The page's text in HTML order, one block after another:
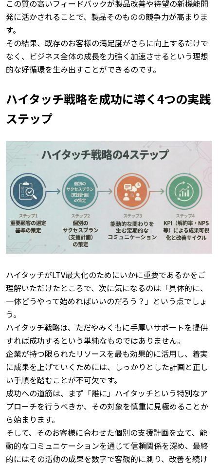
この質の高いフィードバックが製品改善や待望の新機能開
発に活かされることで、製品そのものの競争力が高まりま
す。
その結果、既存のお客様の満足度がさらに向上するだけで
なく、ビジネス全体の成長を力強く加速させるという理想
的な好循環を生み出すことができるのです。
ハイタッチ戦略を成功に導く4つの実践
ステップ
ハイタッチがLTV最大化のためにいかに重要であるかをご
理解いただけたところで、次に気になるのは「具体的に、
一体どうやって始めればいいのだろう？」という点でしょ
う。
ハイタッチ戦略は、ただやみくもに手厚いサポートを提供
すれば成功するという単純なものではありません。
企業が持つ限られたリソースを最も効果的に活用し、着実
に成果を上げていくためには、しっかりとした計画と正し
い手順を踏むことが不可欠です。
成功への道筋は、まず「誰に」ハイタッチという特別なア
プローチを行うべきか、その対象を慎重に見極めることか
ら始まります。
そして、そのお客様に合わせた個別の支援計画を立て、能
動的なコミュニケーションを通じて信頼関係を深め、最終
的にはその活動の成果を数字で客観的に測り、改善を続け